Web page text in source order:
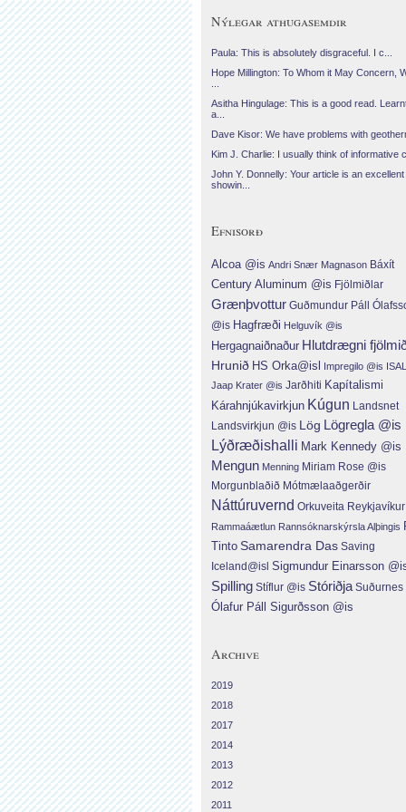
Nýlegar athugasemdir
Paula: This is absolutely disgraceful. I c...
Hope Millington: To Whom it May Concern,
Asitha Hingulage: This is a good read.
a...
Dave Kisor: We have problems with
Kim J. Charlie: I usually think of informative
John Y. Donnelly: Your article is an excellent
showin...
Efnisorð
Alcoa @is Andri Snær Magnason Báxít
Century Aluminum @is Fjölmiðlar
Grænþvottur Guðmundur Páll
@is Hagfræði Helguvík @is
Hergagnaiðnaður Hlutdrægni
Hrunið HS Orka@isl Impregilo @is ISAL
Jaap Krater @is Jarðhiti Kapítalismi
Kárahnjúkavirkjun Kúgun Landsnet
Landsvirkjun @is Lög Lögregla @is
Lýðræðishalli Mark Kennedy @is
Mengun Menning Miriam Rose @is
Morgunblaðið Mótmælaaðgerðir
Náttúruvernd Orkuveita
Rammaáætlun Rannsóknarskýrsla Alþingis
Tinto Samarendra Das Saving
Iceland@isl Sigmundur Einarsson
Spilling Stíflur @is Stóriðja Suðurnes
Ólafur Páll Sigurðsson @is
Archive
2019
2018
2017
2014
2013
2012
2011